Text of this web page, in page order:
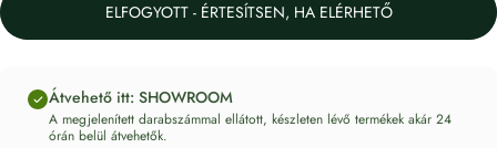
ELFOGYOTT - ÉRTESÍTSEN, HA ELÉRHETŐ
Átvehető itt: SHOWROOM
A megjelenített darabszámmal ellátott, készleten lévő termékek akár 24
órán belül átvehetők.